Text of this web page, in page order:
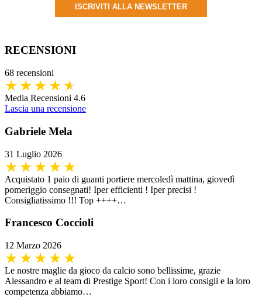
ISCRIVITI ALLA NEWSLETTER
RECENSIONI
68 recensioni
Media Recensioni 4.6
Lascia una recensione
Gabriele Mela
31 Luglio 2026
Acquistato 1 paio di guanti portiere mercoledì mattina, giovedì
pomeriggio consegnati! Iper efficienti ! Iper precisi !
Consigliatissimo !!! Top ++++…
Francesco Coccioli
12 Marzo 2026
Le nostre maglie da gioco da calcio sono bellissime, grazie
Alessandro e al team di Prestige Sport! Con i loro consigli e la loro
competenza abbiamo…